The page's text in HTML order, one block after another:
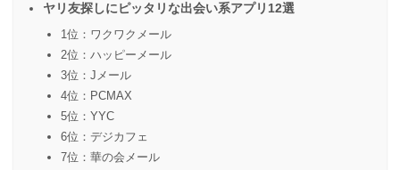
ヤリ友探しにピッタリな出会い系アプリ12選
1位：ワクワクメール
2位：ハッピーメール
3位：Jメール
4位：PCMAX
5位：YYC
6位：デジカフェ
7位：華の会メール